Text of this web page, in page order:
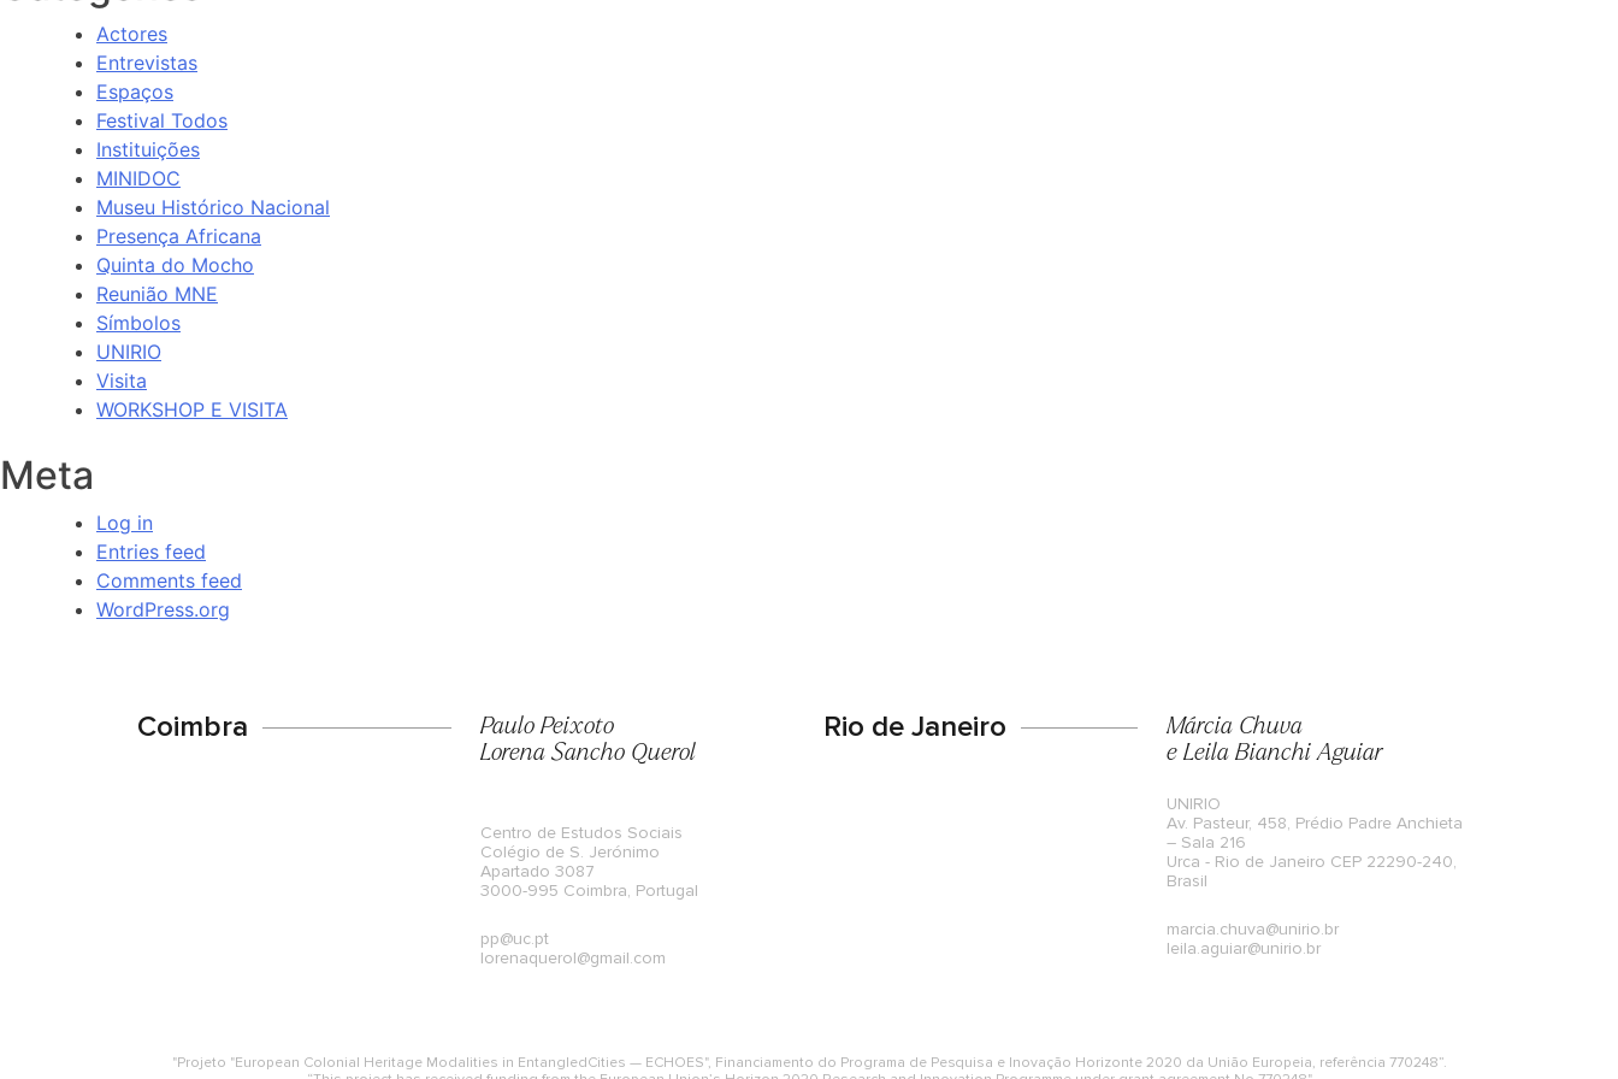
Actores
Entrevistas
Espaços
Festival Todos
Instituições
MINIDOC
Museu Histórico Nacional
Presença Africana
Quinta do Mocho
Reunião MNE
Símbolos
UNIRIO
Visita
WORKSHOP E VISITA
Meta
Log in
Entries feed
Comments feed
WordPress.org
Coimbra
Paulo Peixoto
Lorena Sancho Querol
Centro de Estudos Sociais
Colégio de S. Jerónimo
Apartado 3087
3000-995 Coimbra, Portugal
pp@uc.pt
lorenaquerol@gmail.com
Rio de Janeiro
Márcia Chuva
e Leila Bianchi Aguiar
UNIRIO
Av. Pasteur, 458, Prédio Padre Anchieta
– Sala 216
Urca - Rio de Janeiro CEP 22290-240,
Brasil
marcia.chuva@unirio.br
leila.aguiar@unirio.br
"Projeto "European Colonial Heritage Modalities in EntangledCities — ECHOES", Financiamento do Programa de Pesquisa e Inovação Horizonte 2020 da União Europeia, referência 770248”.